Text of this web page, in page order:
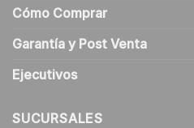
Cómo Comprar
Garantía y Post Venta
Ejecutivos
SUCURSALES